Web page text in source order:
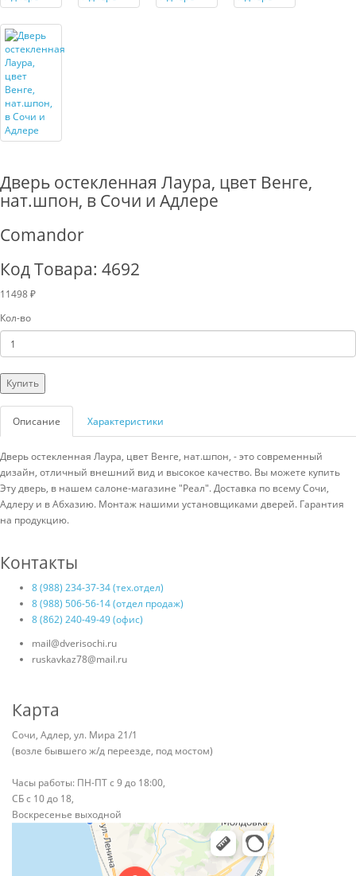
Дверь остекленная Лаура, цвет Венге,
нат.шпон, в Сочи и Адлере
Comandor
Код Товара: 4692
11498 ₽
Кол-во
Купить
Описание Характеристики
Дверь остекленная Лаура, цвет Венге, нат.шпон, - это современный
дизайн, отличный внешний вид и высокое качество. Вы можете купить
Эту дверь, в нашем салоне-магазине "Реал". Доставка по всему Сочи,
Адлеру и в Абхазию. Монтаж нашими установщиками дверей. Гарантия
на продукцию.
Контакты
8 (988) 234-37-34 (тех.отдел)
8 (988) 506-56-14 (отдел продаж)
8 (862) 240-49-49 (офис)
mail@dverisochi.ru
ruskavkaz78@mail.ru
Карта
Сочи, Адлер, ул. Мира 21/1
(возле бывшего ж/д переезде, под мостом)
Часы работы: ПН-ПТ с 9 до 18:00,
СБ с 10 до 18,
Воскресенье выходной